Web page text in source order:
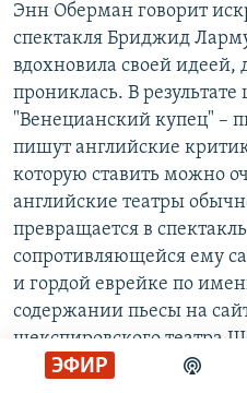
ЭФИР
Энн Оберман говорит
спектакля Бриджид
вдохновила своей
прониклась. В
"Венецианский купец" –
пишут английские
которую ставить можно
английские театры
превращается в
сопротивляющейся ему
и гордой еврейке по
содержании пьесы на
шекспировского театра